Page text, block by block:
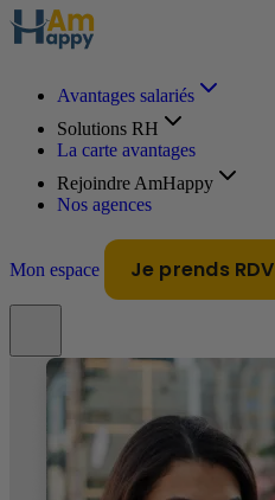
Avantages salariés
Solutions RH
La carte avantages
Rejoindre AmHappy
Nos agences
Mon espace Je prends RDV